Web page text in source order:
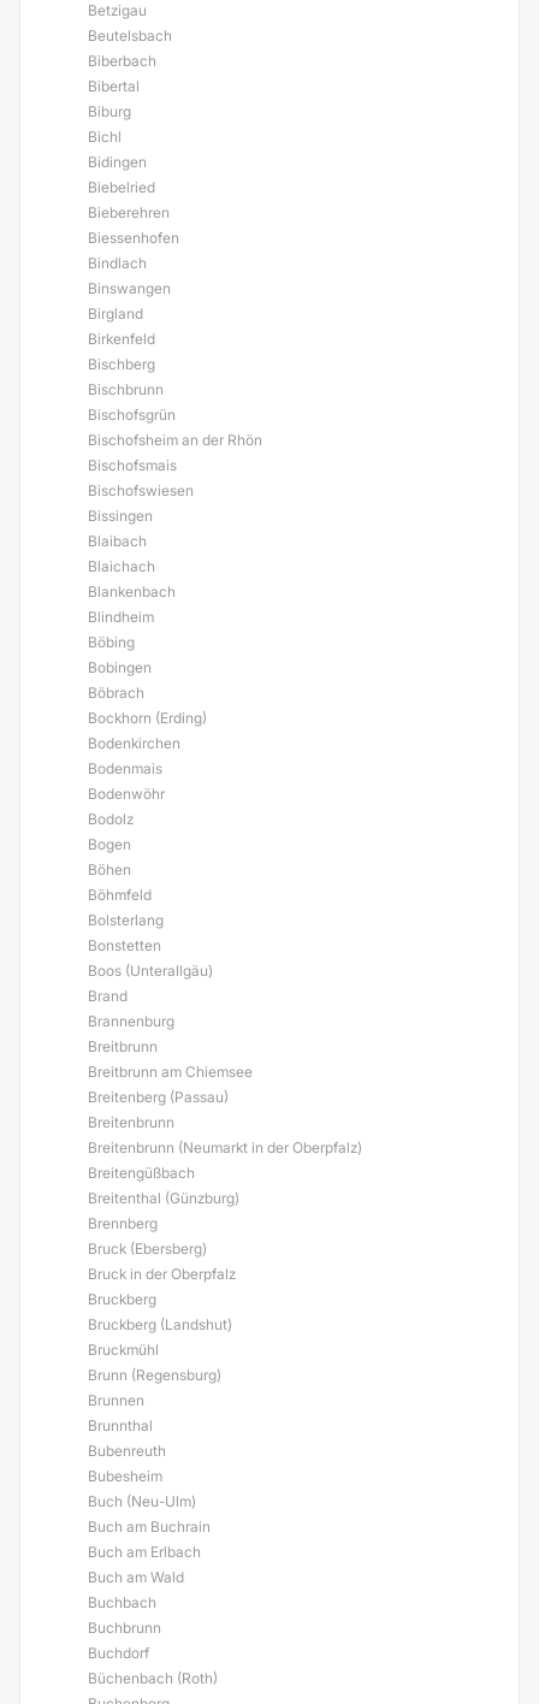
Betzigau
Beutelsbach
Biberbach
Bibertal
Biburg
Bichl
Bidingen
Biebelried
Bieberehren
Biessenhofen
Bindlach
Binswangen
Birgland
Birkenfeld
Bischberg
Bischbrunn
Bischofsgrün
Bischofsheim an der Rhön
Bischofsmais
Bischofswiesen
Bissingen
Blaibach
Blaichach
Blankenbach
Blindheim
Böbing
Bobingen
Böbrach
Bockhorn (Erding)
Bodenkirchen
Bodenmais
Bodenwöhr
Bodolz
Bogen
Böhen
Böhmfeld
Bolsterlang
Bonstetten
Boos (Unterallgäu)
Brand
Brannenburg
Breitbrunn
Breitbrunn am Chiemsee
Breitenberg (Passau)
Breitenbrunn
Breitenbrunn (Neumarkt in der Oberpfalz)
Breitengüßbach
Breitenthal (Günzburg)
Brennberg
Bruck (Ebersberg)
Bruck in der Oberpfalz
Bruckberg
Bruckberg (Landshut)
Bruckmühl
Brunn (Regensburg)
Brunnen
Brunnthal
Bubenreuth
Bubesheim
Buch (Neu-Ulm)
Buch am Buchrain
Buch am Erlbach
Buch am Wald
Buchbach
Buchbrunn
Buchdorf
Büchenbach (Roth)